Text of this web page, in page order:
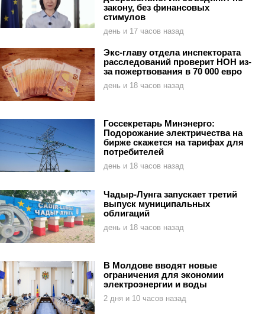
закону, без финансовых
стимулов
день и 17 часов назад
Экс-главу отдела инспектората
расследований проверит НОН из-
за пожертвования в 70 000 евро
день и 18 часов назад
Госсекретарь Минэнерго:
Подорожание электричества на
бирже скажется на тарифах для
потребителей
день и 18 часов назад
Чадыр-Лунга запускает третий
выпуск муниципальных
облигаций
день и 18 часов назад
В Молдове вводят новые
ограничения для экономии
электроэнергии и воды
2 дня и 10 часов назад